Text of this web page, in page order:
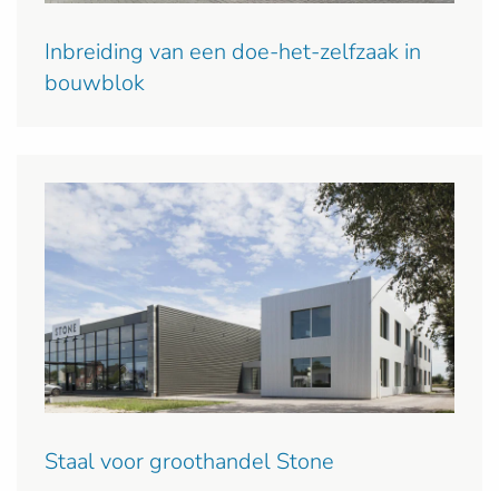
Inbreiding van een doe-het-zelfzaak in
bouwblok
Staal voor groothandel Stone